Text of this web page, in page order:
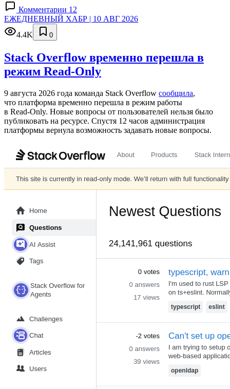
Комментарии 12
ЕЖЕДНЕВНЫЙ ХАБР | 10 АВГ 2026
4.4K
0
Stack Overflow временно перешла в
режим Read-Only
9 августа 2026 года команда Stack Overflow сообщила,
что платформа временно перешла в режим работы
в Read‑Only. Новые вопросы от пользователей нельзя было
публиковать на ресурсе. Спустя 12 часов администрация
платформы вернула возможность задавать новые вопросы.